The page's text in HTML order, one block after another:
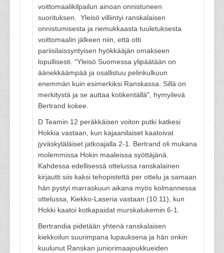
voittomaalikilpailun ainoan onnistuneen
suorituksen. Yleisö villiintyi ranskalaisen
onnistumisesta ja riemukkaasta tuuletuksesta
voittomaalin jälkeen niin, että otti
pariisilaissyntyisen hyökkääjän omakseen
lopullisesti. "Yleisö Suomessa ylipäätään on
äänekkäämpää ja osallistuu pelinkulkuun
enemmän kuin esimerkiksi Ranskassa. Sillä on
merkitystä ja se auttaa kotikentällä", hymyilevä
Bertrand kokee.
D Teamin 12 peräkkäisen voiton putki katkesi
Hokkia vastaan, kun kajaanilaiset kaatoivat
jyväskyläläiset jatkoajalla 2-1. Bertrand oli mukana
molemmissa Hokin maaleissa syöttäjänä.
Kahdessa edellisessä ottelussa ranskalainen
kirjautti siis kaksi tehopistettä per ottelu ja samaan
hän pystyi marraskuun aikana myös kolmannessa
ottelussa, Kiekko-Laseria vastaan (10.11), kun
Hokki kaatoi kotkapaidat murskalukemin 6-1.
Bertrandia pidetään yhtenä ranskalaisen
kiekkoilun suurimpana lupauksena ja hän onkin
kuulunut Ranskan juniorimaajoukkueiden